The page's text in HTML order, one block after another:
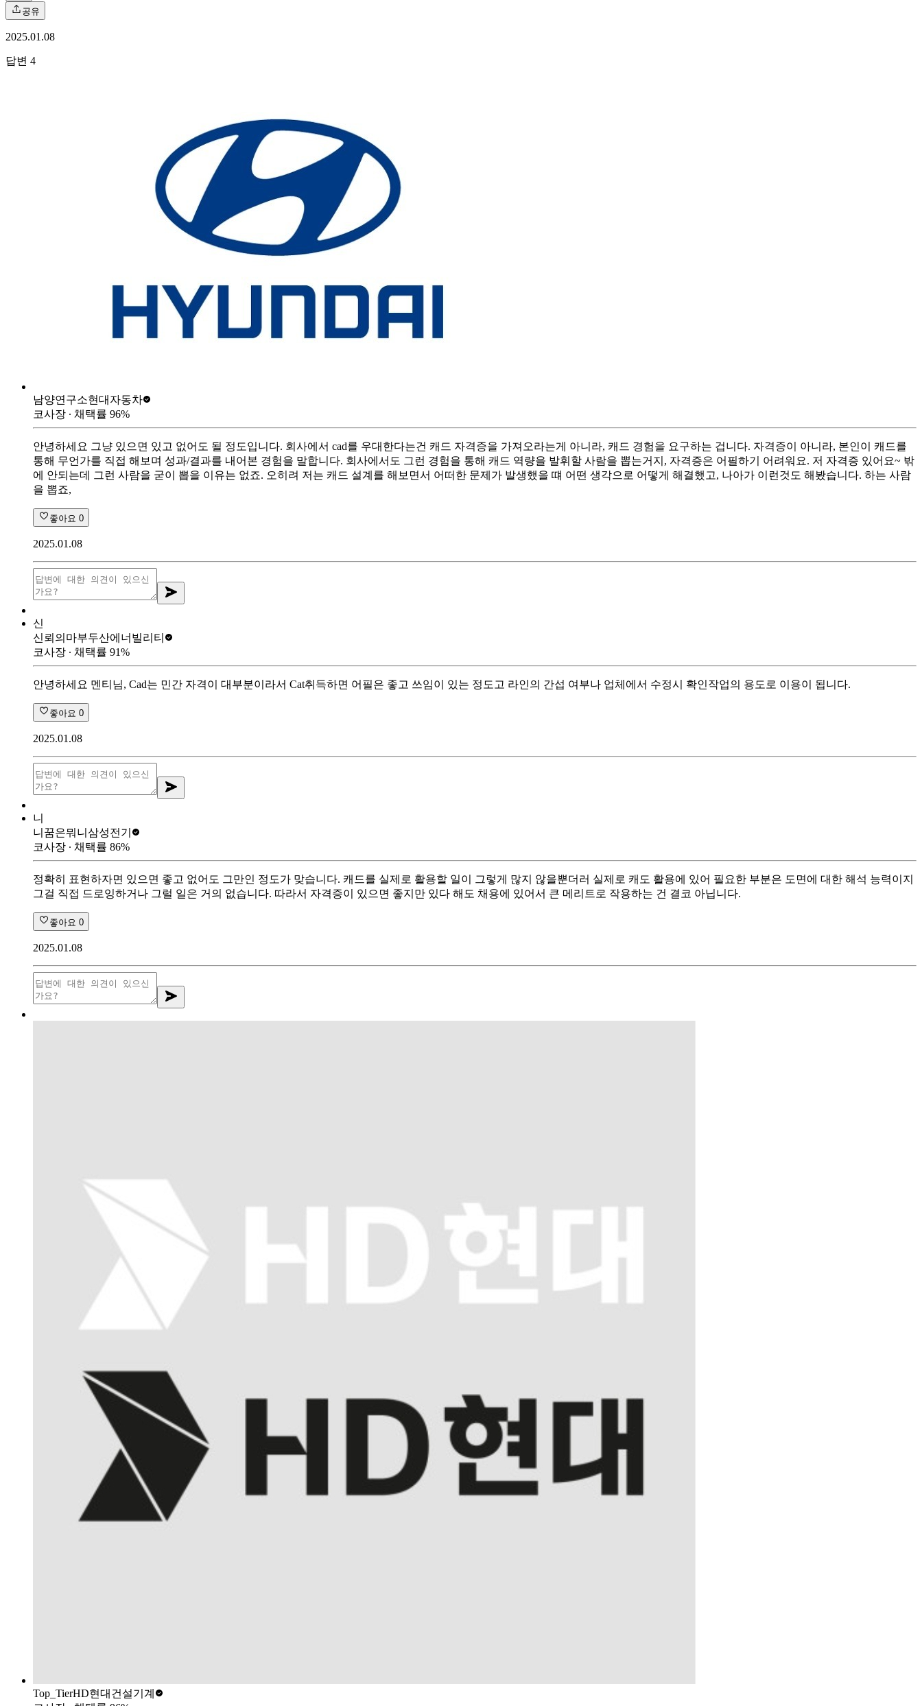
공유
2025.01.08
답변 4
남양연구소현대자동차
코사장 ∙ 채택률 96%
안녕하세요 그냥 있으면 있고 없어도 될 정도입니다. 회사에서 cad를 우대한다는건 캐드 자격증을 가져오라는게 아니라, 캐드 경험을 요구하는 겁니다. 자격증이 아니라, 본인이 캐드를
통해 무언가를 직접 해보며 성과/결과를 내어본 경험을 말합니다. 회사에서도 그런 경험을 통해 캐드 역량을 발휘할 사람을 뽑는거지, 자격증은 어필하기 어려워요. 저 자격증 있어요~ 밖
에 안되는데 그런 사람을 굳이 뽑을 이유는 없죠. 오히려 저는 캐드 설계를 해보면서 어떠한 문제가 발생했을 떄 어떤 생각으로 어떻게 해결했고, 나아가 이런것도 해봤습니다. 하는 사람
을 뽑죠,
좋아요 0
2025.01.08
신
신뢰의마부두산에너빌리티
코사장 ∙ 채택률 91%
안녕하세요 멘티님, Cad는 민간 자격이 대부분이라서 Cat취득하면 어필은 좋고 쓰임이 있는 정도고 라인의 간섭 여부나 업체에서 수정시 확인작업의 용도로 이용이 됩니다.
좋아요 0
2025.01.08
니
니꿈은뭐니 삼성전기
코사장 ∙ 채택률 86%
정확히 표현하자면 있으면 좋고 없어도 그만인 정도가 맞습니다. 캐드를 실제로 활용할 일이 그렇게 많지 않을뿐더러 실제로 캐도 활용에 있어 필요한 부분은 도면에 대한 해석 능력이지
그걸 직접 드로잉하거나 그럴 일은 거의 없습니다. 따라서 자격증이 있으면 좋지만 있다 해도 채용에 있어서 큰 메리트로 작용하는 건 결코 아닙니다.
좋아요 0
2025.01.08
Top_TierHD현대건설기계